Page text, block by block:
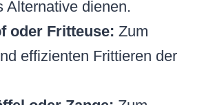
Alternative dienen.
oder Fritteuse: Zum
effizienten Frittieren der